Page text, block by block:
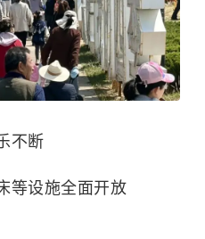
不断
等设施全面开放